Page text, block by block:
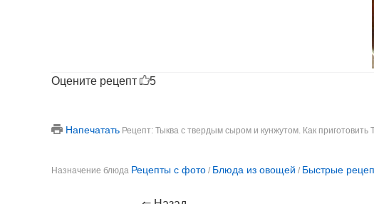
Оцените рецепт 5
Напечатать Рецепт: Тыква с твердым сыром и кунжутом. Как
Назначение блюда Рецепты с фото / Блюда из овощей / Быстрые